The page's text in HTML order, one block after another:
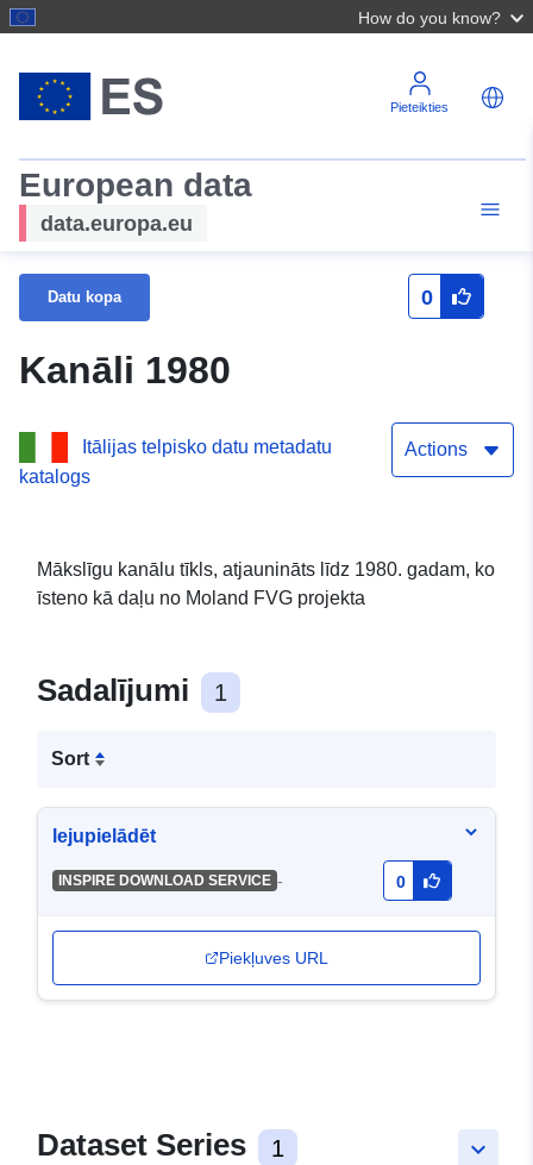
How do you know?
Pieteikties
European data
data.europa.eu
Datu kopa 0
Kanāli 1980
Itālijas telpisko datu metadatu
katalogs
Actions
Mākslīgu kanālu tīkls, atjaunināts līdz 1980. gadam, ko
īsteno kā daļu no Moland FVG projekta
Sadalījumi 1
Sort
lejupielādēt
INSPIRE DOWNLOAD SERVICE - 0
Piekļuves URL
keyboard_arrow_down
Dataset Series 1